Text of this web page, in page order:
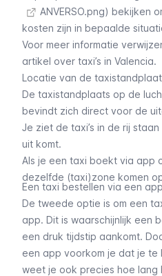
ANVERSO.png) bekijken
kosten zijn in bepaalde
Voor meer informatie
artikel over taxi’s in Valencia.
Locatie van de
De taxistandplaats op de
bevindt zich direct voor de
Je ziet de taxi’s in de rij
uit komt.
Als je een taxi boekt via app
dezelfde (taxi)zone komen
Een taxi bestellen via een app
De tweede optie is om een
app. Dit is waarschijnlijk een
een druk tijdstip aankomt.
een app voorkom je dat je te
weet je ook precies hoe